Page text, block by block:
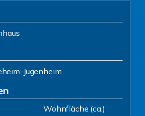
Jugenheim
Wohnfläche (ca.)